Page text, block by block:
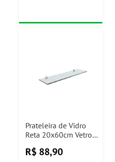
Prateleira de Vidro
Reta 20x60cm Vetro
Prat-K
R$ 88,90